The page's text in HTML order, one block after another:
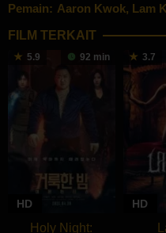
Pemain: Aaron Kwok, Lam
FILM TERKAIT
5.9 92 min
HD
Holy Night:
3.7
HD